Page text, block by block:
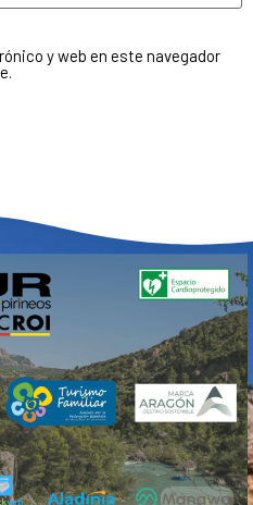
y web en este navegador